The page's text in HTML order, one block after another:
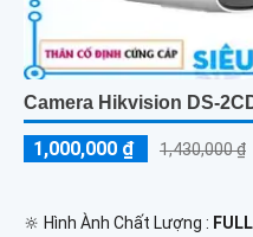
Camera Hikvision DS-
1,000,000 ₫ 1,430,000 ₫
🔆 Hình Ành Chất Lượng :